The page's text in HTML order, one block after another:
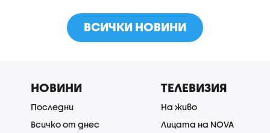
ВСИЧКИ НОВИНИ
НОВИНИ
Последни
Всичко от днес
ТЕЛЕВИЗИЯ
На живо
Лицата на NOVA